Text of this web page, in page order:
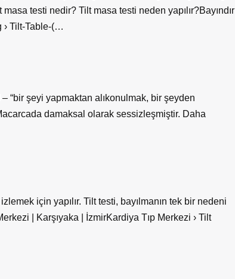
testi nedir? Tilt masa testi neden yapılır?Bayındır
› Tilt-Table-(…
“bir şeyi yapmaktan alıkonulmak, bir şeyden
damaksal olarak sessizleşmiştir. Daha
için yapılır. Tilt testi, bayılmanın tek bir nedeni
| Karşıyaka | İzmirKardiya Tıp Merkezi › Tilt